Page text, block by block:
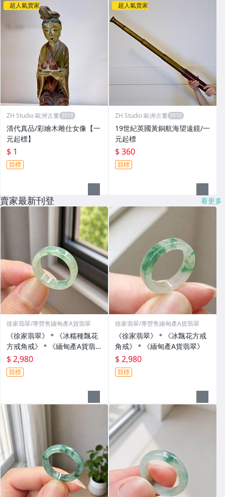
超人氣賣家
ZH Studio 歐洲古董
清代真品/彩繪木雕仕女像【一
元起標】
$ 1
競標
超人氣賣家
ZH Studio 歐洲古董
19世紀英國黃銅航海望遠鏡/一
元起標
$ 360
競標
賣家最新刊登 看更多
徐家翡翠/專營售緬甸產A貨翡翠
《徐家翡翠》＊《冰糯種飄花
方戒角戒》＊《緬甸產A貨翡
翠》
$ 2,980
競標
徐家翡翠/專營售緬甸產A貨翡翠
《徐家翡翠》＊《冰飄花方戒
角戒》＊《緬甸產A貨翡翠》
$ 2,980
競標